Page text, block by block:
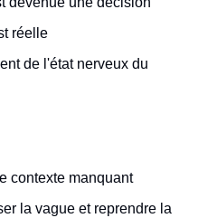
réelle
de l'état nerveux du
contexte manquant
la vague et reprendre la